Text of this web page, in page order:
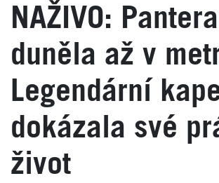
NAŽIVO: Pantera
duněla až v
Legendární
dokázala své
život